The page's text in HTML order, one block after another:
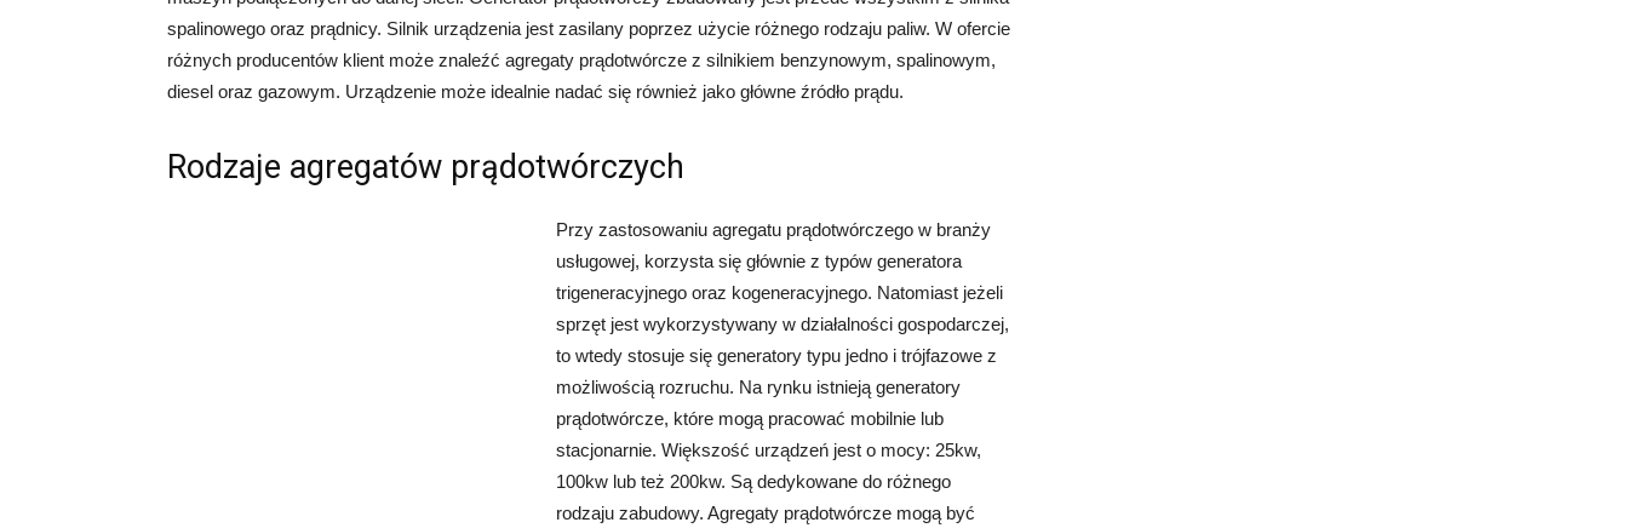
spalinowego oraz prądnicy. Silnik urządzenia jest zasilany poprzez użycie różnego rodzaju paliw. W ofercie
różnych producentów klient może znaleźć agregaty prądotwórcze z silnikiem benzynowym, spalinowym,
diesel oraz gazowym. Urządzenie może idealnie nadać się również jako główne źródło prądu.
Rodzaje agregatów prądotwórczych
Przy zastosowaniu agregatu prądotwórczego w branży
usługowej, korzysta się głównie z typów generatora
trigeneracyjnego oraz kogeneracyjnego. Natomiast jeżeli
sprzęt jest wykorzystywany w działalności gospodarczej,
to wtedy stosuje się generatory typu jedno i trójfazowe z
możliwością rozruchu. Na rynku istnieją generatory
prądotwórcze, które mogą pracować mobilnie lub
stacjonarnie. Większość urządzeń jest o mocy: 25kw,
100kw lub też 200kw. Są dedykowane do różnego
rodzaju zabudowy. Agregaty prądotwórcze mogą być